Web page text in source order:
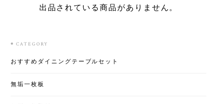
出品されている商品がありません。
◉ CATEGORY
おすすめダイニングテーブルセット
無垢一枚板